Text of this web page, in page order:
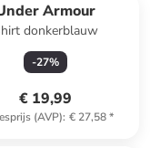
Armour
donkerblauw
-27%
€ 19,99
(AVP): € 27,58*